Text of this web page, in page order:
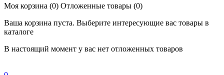
Моя корзина (0) Отложенные товары (0)
Ваша корзина пуста. Выберите интересующие вас товары в
каталоге
В настоящий момент у вас нет отложенных товаров